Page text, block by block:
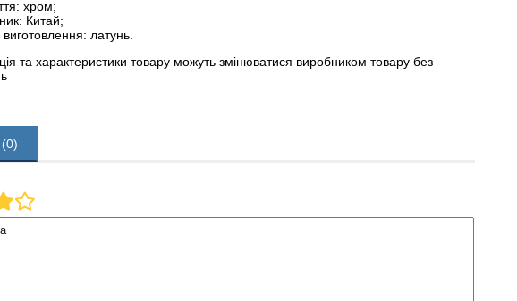
хром;
Китай;
латунь.
та характеристики товару можуть змінюватися виробником товару без